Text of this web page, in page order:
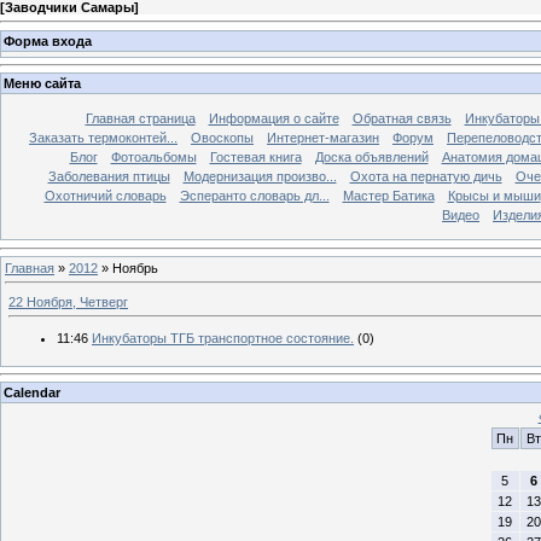
[Заводчики Самары]
Форма входа
Меню сайта
Главная страница Информация о сайте Обратная связь
Заказать термоконтей...
Овоскопы Интернет-магазин Форум
Блог
Фотоальбомы Гостевая книга Доска объявлений
Анатомия
Заболевания птицы
Модернизация произво... Охота на пернатую дичь
Охотничий словарь
Эсперанто словарь дл... Мастер Батика
Крысы и мыши
Видео
Главная » 2012 » Ноябрь
22 Ноября, Четверг
11:46 Инкубаторы ТГБ транспортное состояние. (0)
Calendar
Пн
Вт
5
6
12
13
19
20